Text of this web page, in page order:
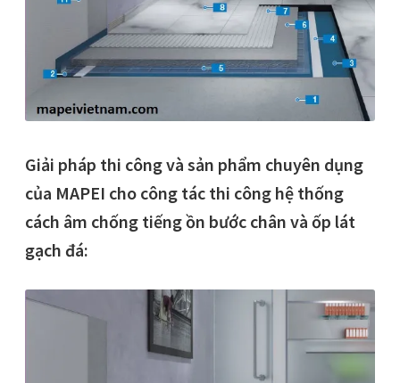
Giải pháp thi công và sản phẩm chuyên dụng
của MAPEI cho công tác thi công hệ thống
cách âm chống tiếng ồn bước chân và ốp lát
gạch đá: